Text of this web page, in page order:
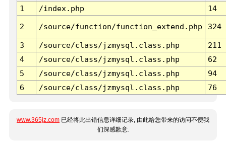
1
/index.php 14
2 /source/function/function_extend.php 324
3 /source/class/jzmysql.class.php
211
4
/source/class/jzmysql.class.php
62
5
/source/class/jzmysql.class.php
94
6
/source/class/jzmysql.class.php 76
www.365jz.com 已经将此出错信息详细记录, 由此给您带来的访问不便我
们深感歉意.